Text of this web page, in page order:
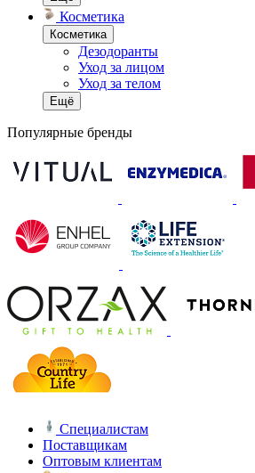
Косметика
Косметика
Дезодоранты
Уход за лицом
Уход за телом
Ещё
Популярные бренды
Специалистам
Поставщикам
Оптовым клиентам